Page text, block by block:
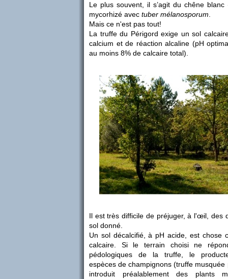
Le plus souvent, il s’agit du chêne
mycorhizé avec tuber mélanosporum
Mais ce n'est pas tout!
La truffe du Périgord exige un sol
calcium et de réaction alcaline (pH
au moins 8% de calcaire total).
Il est très difficile de préjuger, à l'œil, des
sol donné.
Un sol décalcifié, à pH acide, est chose
calcaire. Si le terrain choisi ne
pédologiques de la truffe, le
espèces de champignons (truffe
introduit préalablement des plants